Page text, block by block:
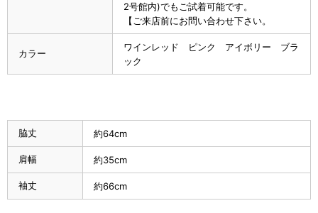
2号館内)でもご試着可能です。
【ご来店前にお問い合わせ下さい。
カラー
ワインレッド ピンク アイボリー ブラ
ック
脇丈 約64cm
肩幅 約35cm
袖丈 約66cm